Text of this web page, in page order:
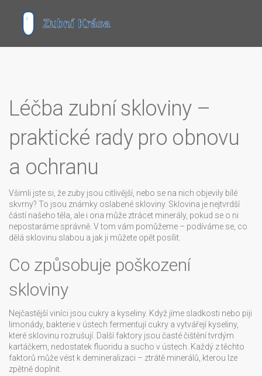
Léčba zubní skloviny –
praktické rady pro obnovu
a ochranu
Všimli jste si, že zuby jsou citlivější, nebo se na nich objevily bílé
skvrny? To jsou známky oslabené skloviny. Sklovina je nejtvrdší
částí našeho těla, ale i ona může ztrácet minerály, pokud se o ni
nepostaráme správně. V tom vám pomůžeme – podíváme se, co
dělá sklovinu slabou a jak ji můžete opět posílit.
Co způsobuje poškození
skloviny
Nejčastější viníci jsou cukry a kyseliny. Když jíme sladkosti nebo piji
limonády, bakterie v ústech fermentují cukry a vytvářejí kyseliny,
které sklovinu rozrušují. Další faktory jsou časté čištění tvrdým
kartáčkem, nedostatek fluoridu a sucho v ústech. Každý z těchto
faktorů může vést k demineralizaci – ztrátě minerálů, kterou lze
zpětně doplnit.